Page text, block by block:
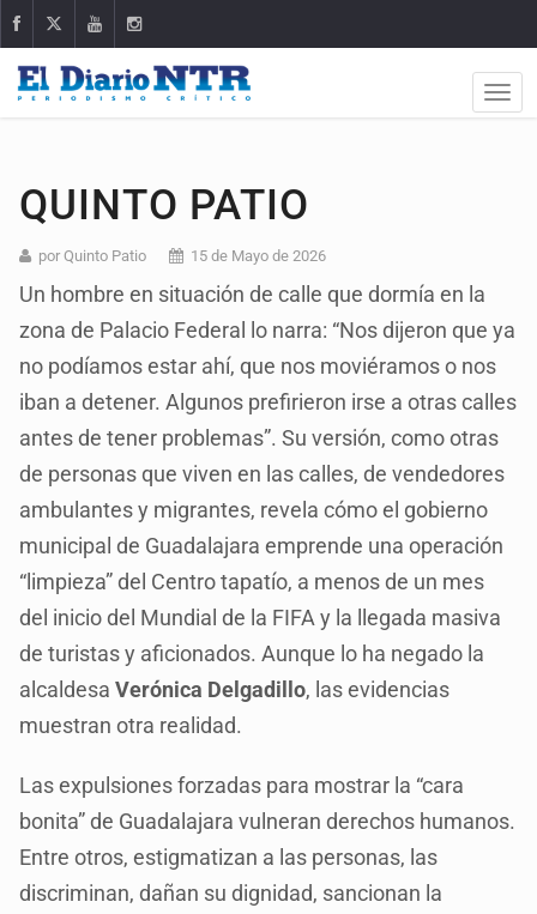
QUINTO PATIO
por Quinto Patio 15 de Mayo de 2026
Un hombre en situación de calle que dormía en la
zona de Palacio Federal lo narra: “Nos dijeron que ya
no podíamos estar ahí, que nos moviéramos o nos
iban a detener. Algunos prefirieron irse a otras calles
antes de tener problemas”. Su versión, como otras
de personas que viven en las calles, de vendedores
ambulantes y migrantes, revela cómo el gobierno
municipal de Guadalajara emprende una operación
“limpieza” del Centro tapatío, a menos de un mes
del inicio del Mundial de la FIFA y la llegada masiva
de turistas y aficionados. Aunque lo ha negado la
alcaldesaVerónica Delgadillo, las evidencias
muestran otra realidad.
Las expulsiones forzadas para mostrar la “cara
bonita” de Guadalajara vulneran derechos humanos.
Entre otros, estigmatizan a las personas, las
discriminan, dañan su dignidad, sancionan la